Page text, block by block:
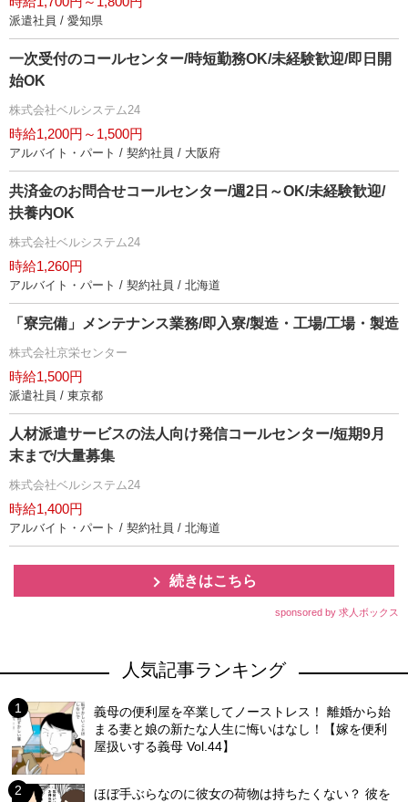
派遣社員 / 愛知県
一次受付のコールセンター/時短勤務OK/未経験歓迎/即日開
始OK
株式会社ベルシステム24
時給1,200円～1,500円
アルバイト・パート / 契約社員 / 大阪府
共済金のお問合せコールセンター/週2日～OK/未経験歓迎/
扶養内OK
株式会社ベルシステム24
時給1,260円
アルバイト・パート / 契約社員 / 北海道
「寮完備」メンテナンス業務/即入寮/製造・工場/工場・製造
株式会社京栄センター
時給1,500円
派遣社員 / 東京都
人材派遣サービスの法人向け発信コールセンター/短期9月
末まで/大量募集
株式会社ベルシステム24
時給1,400円
アルバイト・パート / 契約社員 / 北海道
続きはこちら
sponsored by 求人ボックス
人気記事ランキング
義母の便利屋を卒業してノーストレス！ 離婚から始
まる妻と娘の新たな人生に悔いはなし！【嫁を便利
屋扱いする義母 Vol.44】
ほぼ手ぶらなのに彼女の荷物は持ちたくない？ 彼を